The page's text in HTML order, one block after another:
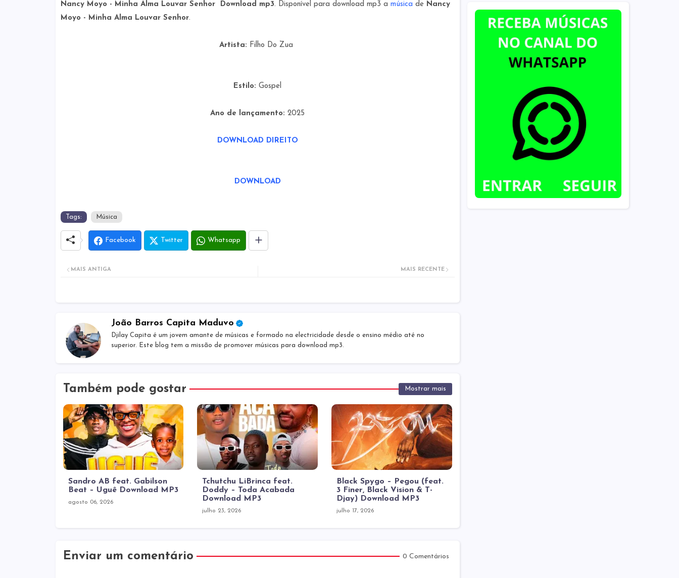
Nancy Moyo - Minha Alma Louvar Senhor Download mp3. Disponível para download mp3 a música de Nancy
Moyo - Minha Alma Louvar Senhor.
Artista: Filho Do Zua
Estilo: Gospel
Ano de lançamento: 2025
DOWNLOAD DIREITO
DOWNLOAD
Tags: Música
Facebook Twitter Whatsapp
MAIS RECENTE
MAIS ANTIGA
João Barros Capita Maduvo
Djilay Capita é um jovem amante de músicas e formado na electricidade desde o ensino médio até no
superior. Este blog tem a missão de promover músicas para download mp3.
Também pode gostar Mostrar mais
Sandro AB feat. Gabilson
Beat – Uguê Download MP3
agosto 06, 2026
Tchutchu LiBrinca feat.
Doddy – Toda Acabada
Download MP3
julho 23, 2026
Black Spygo – Pegou (feat.
3 Finer, Black Vision & T-
Djay) Download MP3
julho 17, 2026
Enviar um comentário 0 Comentários